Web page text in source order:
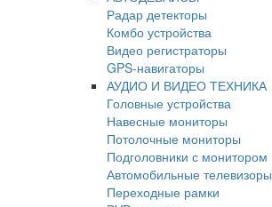
Радар детекторы
Комбо устройства
Видео регистраторы
GPS-навигаторы
АУДИО И ВИДЕО ТЕХНИКА
Головные устройства
Навесные мониторы
Потолочные мониторы
Подголовники с монитором
Автомобильные телевизоры
Переходные рамки